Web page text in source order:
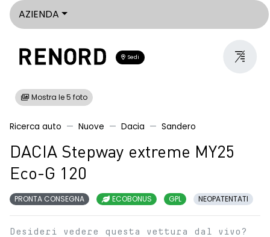
AZIENDA
Sedi
Mostra le 5 foto
Ricerca auto Nuove Dacia Sandero
DACIA Stepway extreme MY25
Eco-G 120
PRONTA CONSEGNA ECOBONUS GPL NEOPATENTATI
Desideri vedere questa vettura dal vivo?